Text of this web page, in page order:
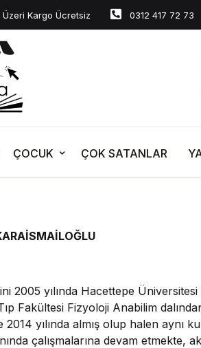
Kargo Ücretsiz 0312 417 72 73
ÇOCUK ÇOK SATANLAR
2005 yılında Hacettepe
Fakültesi Fizyoloji Anabilim
2014 yılında almış olup halen aynı
çalışmalarına devam etmekte,